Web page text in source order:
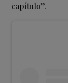
capítulo”.